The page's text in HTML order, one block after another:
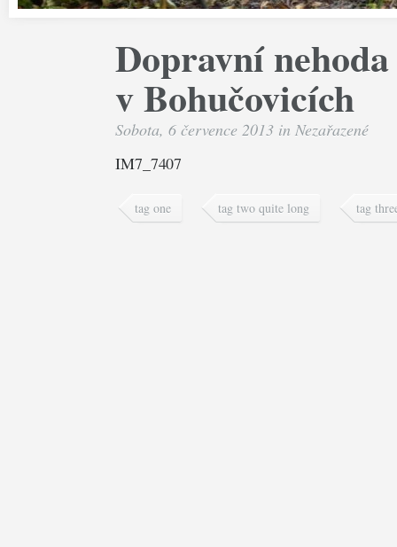
Dopravní
v Bohučovicích
Sobota, 6 července 2013 in Nezařazené
IM7_7407
tag one tag two quite long tag